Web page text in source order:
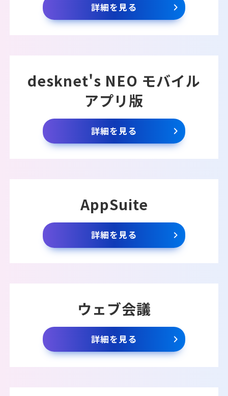
詳細を見る
desknet's NEO モバイル
アプリ版
詳細を見る
AppSuite
詳細を見る
ウェブ会議
詳細を見る